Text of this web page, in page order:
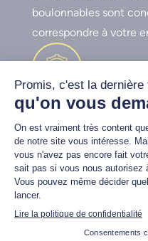
boulonnables sont
correspondre à votre
Robustesse
Nos godets malaxeurs
l’acier Hardox ®,
grille de protection
même dans des